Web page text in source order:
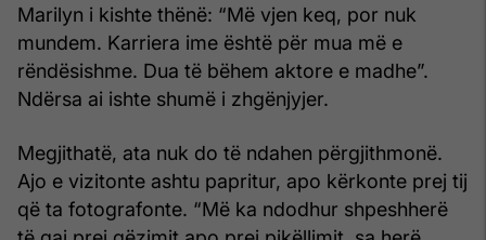
Marilyn i kishte thënë: “Më vjen keq, por nuk
mundem. Karriera ime është për mua më e
rëndësishme. Dua të bëhem aktore e madhe”.
Ndërsa ai ishte shumë i zhgënjyjer.
Megjithatë, ata nuk do të ndahen përgjithmonë.
Ajo e vizitonte ashtu papritur, apo kërkonte prej tij
që ta fotografonte. “Më ka ndodhur shpeshherë